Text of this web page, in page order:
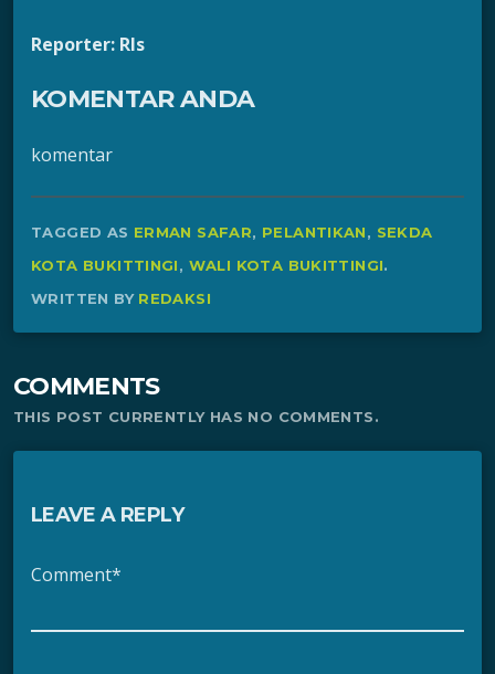
Reporter: Rls
KOMENTAR ANDA
komentar
TAGGED AS ERMAN SAFAR, PELANTIKAN, SEKDA
KOTA BUKITTINGI, WALI KOTA BUKITTINGI.
WRITTEN BY REDAKSI
COMMENTS
THIS POST CURRENTLY HAS NO COMMENTS.
LEAVE A REPLY
Comment*